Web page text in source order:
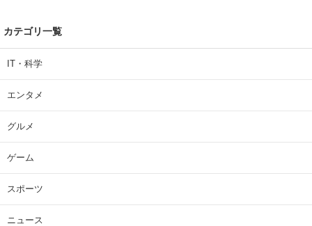
カテゴリ一覧
IT・科学
エンタメ
グルメ
ゲーム
スポーツ
ニュース